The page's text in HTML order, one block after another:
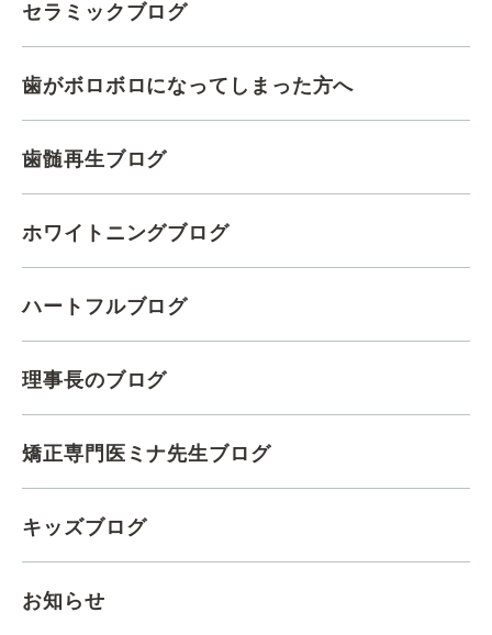
セラミックブログ
歯がボロボロになってしまった方へ
歯髄再生ブログ
ホワイトニングブログ
ハートフルブログ
理事長のブログ
矯正専門医ミナ先生ブログ
キッズブログ
お知らせ